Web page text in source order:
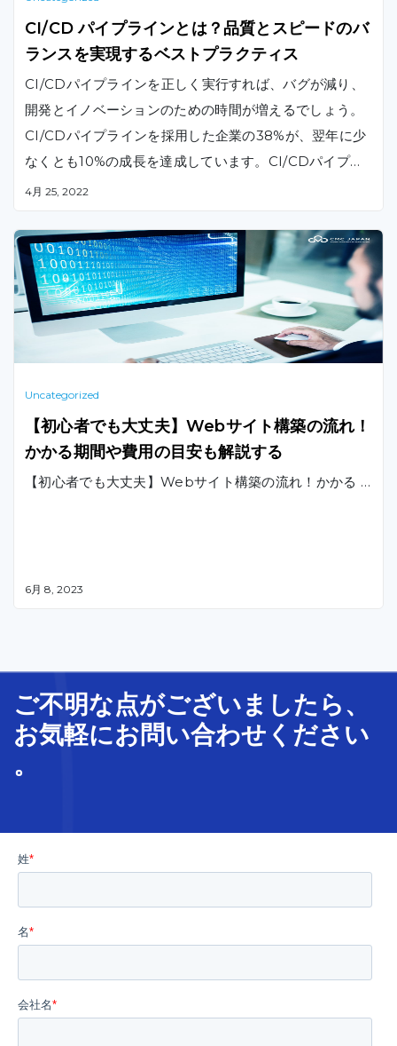
CI/CD パイプラインとは？品質とスピードのバ
ランスを実現するベストプラクティス
CI/CDパイプラインを正しく実行すれば、バグが減り、
開発とイノベーションのための時間が増えるでしょう。
CI/CDパイプラインを採用した企業の38%が、翌年に少
なくとも10%の成長を達成しています。CI/CDパイプラ
インを最大限に活用するためのポイント・ノウハウをお
4月 25, 2022
Uncategorized
【初心者でも大丈夫】Webサイト構築の流れ！
かかる期間や費用の目安も解説する
【初心者でも大丈夫】Webサイト構築の流れ！かかる …
6月 8, 2023
ご不明な点がございましたら、
お気軽にお問い合わせ ください
。